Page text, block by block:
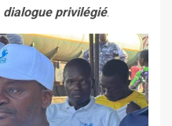
dialogue privilégié.